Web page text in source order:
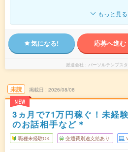
もっと見る
気になる! 応募へ進む
派遣会社 パーソルテンプス
未読
NEW
掲載日 2026/08/08
3ヵ月で71万円稼ぐ！未経
のお話相手など＊
職種未経験OK 交通費別途支給あり